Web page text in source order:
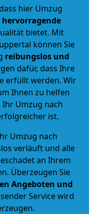
hier Umzug
hervorragende
bietet. Mit
können Sie
reibungslos und
dafür, dass Ihre
erfüllt werden. Wir
Ihnen zu helfen
Umzug nach
ist.
Umzug nach
verläuft und alle
an Ihrem
Überzeugen Sie
Angeboten und
Service wird